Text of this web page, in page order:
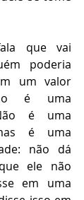
que vai
poderia
um valor
é uma
é uma
é uma
não dá
ele não
em uma